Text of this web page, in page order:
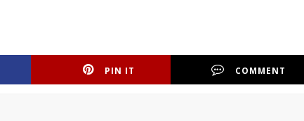
PIN IT COMMENT